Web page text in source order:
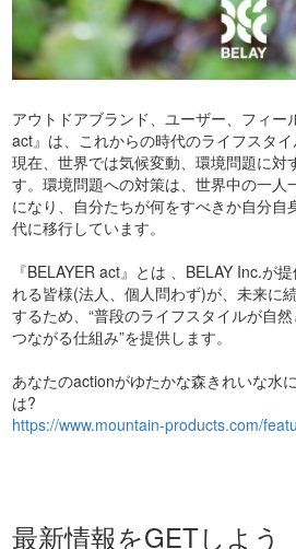
アウトドアブランド、ユーザー、フィー
act』は、これからの時代のライフスタイ
現在、世界では気候変動、環境問題に対
す。環境問題への対策は、世界中の一人
になり、自分たちが何をすべきか自分自
代に移行しています。
『BELAYER act』とは 、BELAY Inc.が
れる皆様(法人、個人問わず)が、未来に
するため、“普段のライフスタイルが自
つながる仕組み”を提供します。
あなたのactionがゆたかな森きれいな水
は?
https://www.mountain-products.com/
最新情報をGETしよう